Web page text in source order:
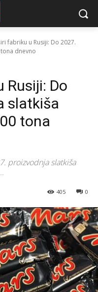
fabriku u Rusiji: Do 2027.
dnevno
Rusiji: Do
slatkiša
tona
proizvodnja slatkiša
0
405